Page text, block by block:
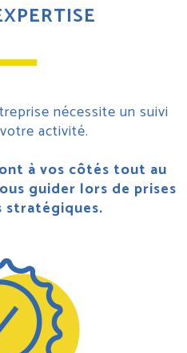
nécessite un suivi
activité.
à vos côtés tout au
guider lors de prises
stratégiques.